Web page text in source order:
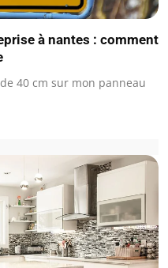
à nantes : comment
40 cm sur mon panneau